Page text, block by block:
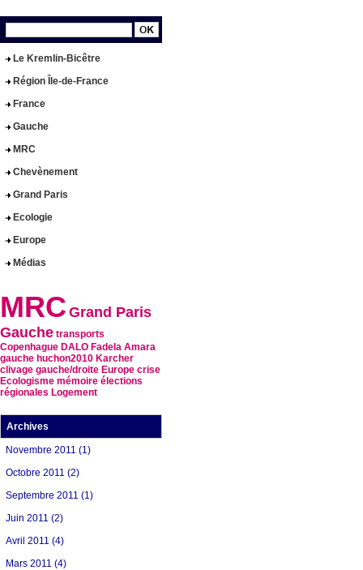
Le Kremlin-Bicêtre
Région Île-de-France
France
Gauche
MRC
Chevènement
Grand Paris
Ecologie
Europe
Médias
MRC Grand Paris
Gauche transports
Copenhague DALO Fadela Amara
gauche huchon2010 Karcher
clivage gauche/droite Europe crise
Ecologisme mémoire élections
régionales Logement
Archives
Novembre 2011 (1)
Octobre 2011 (2)
Septembre 2011 (1)
Juin 2011 (2)
Avril 2011 (4)
Mars 2011 (4)